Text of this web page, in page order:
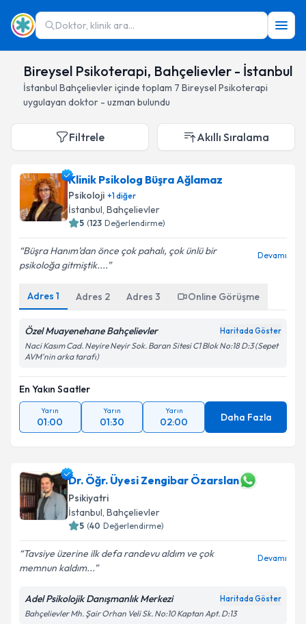
Doktor, klinik ara...
Bireysel Psikoterapi, Bahçelievler - İstanbul
İstanbul Bahçelievleriçinde toplam 7 Bireysel Psikoterapi
uygulayan doktor - uzman bulundu
Filtrele Akıllı Sıralama
Klinik Psikolog Büşra Ağlamaz
Psikoloji +1diğer
İstanbul, Bahçelievler
5 (123 Değerlendirme)
Büşra Hanım’dan önce çok pahalı, çok ünlü bir
psikoloğa gitmiştik....
Devamı
Adres 1 Adres 2 Adres 3 Online Görüşme
Özel Muayenehane Bahçelievler Haritada Göster
Naci Kasım Cad. Neyire Neyir Sok. Baran Sitesi C1 Blok No:18 D:3 (Sepet
AVM'nin arka tarafı)
En Yakın Saatler
Yarın
01:00
Yarın
01:30
Yarın
02:00 Daha Fazla
Dr. Öğr. Üyesi Zengibar Özarslan
Psikiyatri
İstanbul, Bahçelievler
5 (40 Değerlendirme)
Tavsiye üzerine ilk defa randevu aldım ve çok
memnun kaldım...
Devamı
Adel Psikolojik Danışmanlık Merkezi Haritada Göster
Bahçelievler Mh. Şair Orhan Veli Sk. No:10 Kaptan Apt. D:13